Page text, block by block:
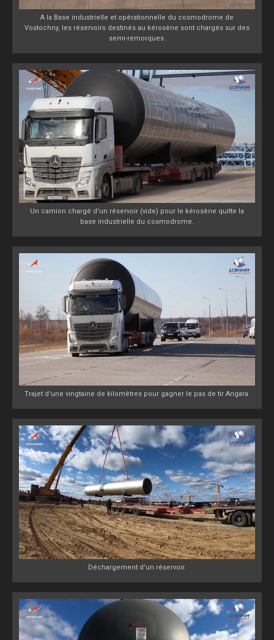
A la Base industrielle et opérationnelle du cosmodrome de
Vostochny, les réservoirs destinés au kérosène sont chargés sur des
semi-remorques.
Un camion chargé d'un réservoir (vide) pour le kérosène quitte la
base industrielle du cosmodrome.
Trajet d'une vingtaine de kilomètres pour gagner le pas de tir Angara.
Déchargement d'un réservoir.